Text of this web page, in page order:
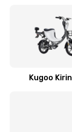
Kugoo